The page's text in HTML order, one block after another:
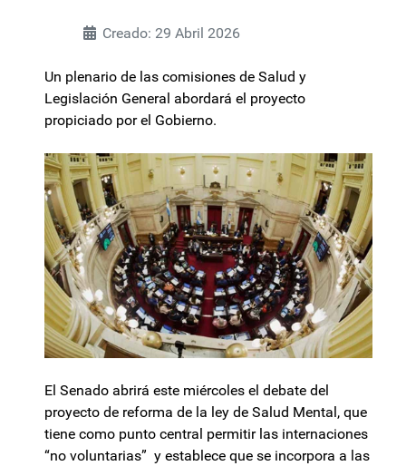
Creado: 29 Abril 2026
Un plenario de las comisiones de Salud y
Legislación General abordará el proyecto
propiciado por el Gobierno.
El Senado abrirá este miércoles el debate del
proyecto de reforma de la ley de Salud Mental, que
tiene como punto central permitir las internaciones
“no voluntarias” y establece que se incorpora a las